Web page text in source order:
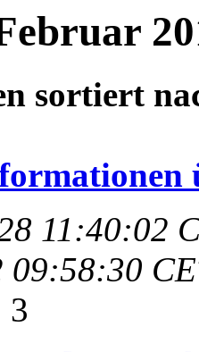
sortiert
11:40:02
3